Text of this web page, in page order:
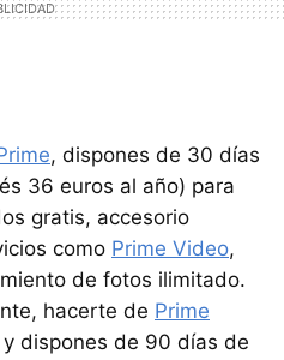
, dispones de 30 días
36 euros al año) para
gratis, accesorio
como Prime Video,
de fotos ilimitado.
hacerte de Prime
dispones de 90 días de